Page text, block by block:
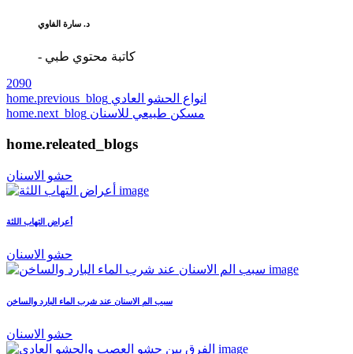
د. سارة الفاوي
- كاتبة محتوي طبي
2090
home.previous_blog انواع الحشو العادي
home.next_blog مسكن طبيعي للاسنان
home.releated_blogs
حشو الاسنان
أعراض التهاب اللثة
حشو الاسنان
سبب الم الاسنان عند شرب الماء البارد والساخن
حشو الاسنان